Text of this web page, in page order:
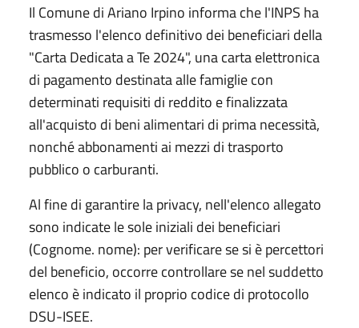
Il Comune di Ariano Irpino informa che l'INPS ha
trasmesso l'elenco definitivo dei beneficiari della
"Carta Dedicata a Te 2024", una carta elettronica
di pagamento destinata alle famiglie con
determinati requisiti di reddito e finalizzata
all'acquisto di beni alimentari di prima necessità,
nonché abbonamenti ai mezzi di trasporto
pubblico o carburanti.
Al fine di garantire la privacy, nell'elenco allegato
sono indicate le sole iniziali dei beneficiari
(Cognome. nome): per verificare se si è percettori
del beneficio, occorre controllare se nel suddetto
elenco è indicato il proprio codice di protocollo
DSU-ISEE.